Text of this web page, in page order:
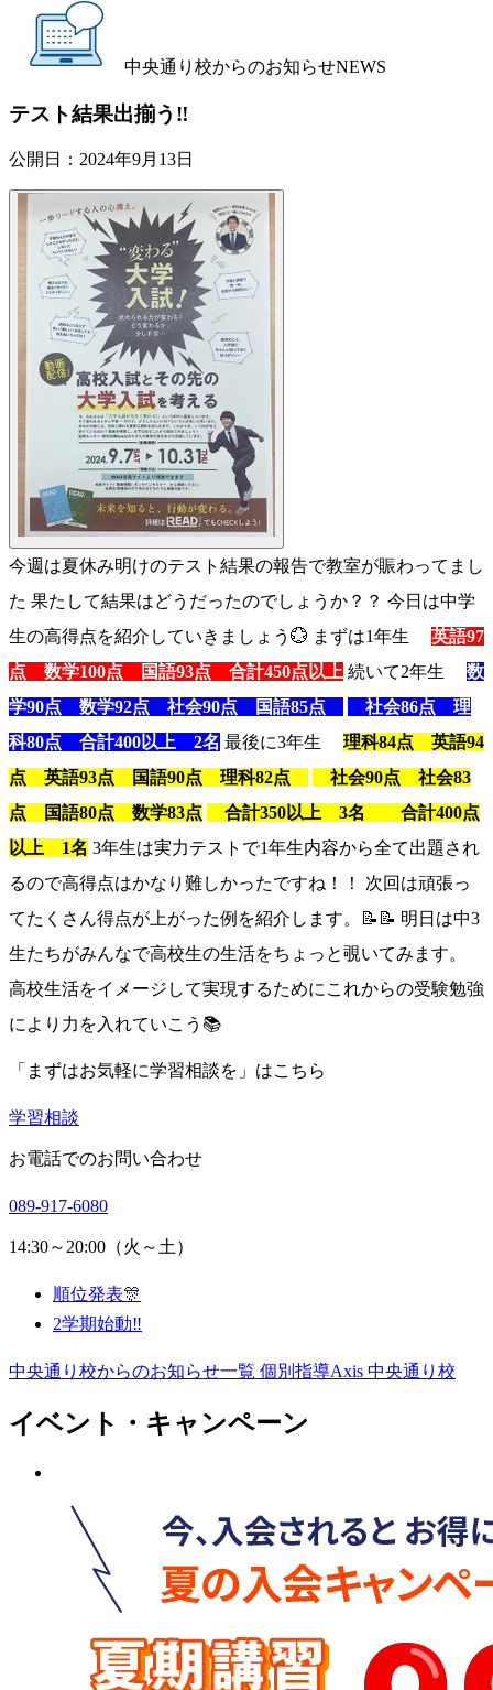
中央通り校からのお知らせNEWS
テスト結果出揃う‼️
公開日： 2024年9月13日
今週は夏休み明けのテスト結果の報告で教室が賑わってまし
た 果たして結果はどうだったのでしょうか？？ 今日は中学
生の高得点を紹介していきましょう💮 まずは1年生
英語97
点 数学100点 国語93点 合計450点以上 続いて2年生
数
学90点 数学92点 社会90点 国語85点
社会86点 理
科80点 合計400以上 2名 最後に3年生 理科84点 英語94
点 英語93点 国語90点 理科82点
社会90点 社会83
点 国語80点 数学83点
合計350以上 3名 合計400点
以上 1名 3年生は実力テストで1年生内容から全て出題され
るので高得点はかなり難しかったですね！！ 次回は頑張っ
てたくさん得点が上がった例を紹介します。📝📝 明日は中3
生たちがみんなで高校生の生活をちょっと覗いてみます。
高校生活をイメージして実現するためにこれからの受験勉強
により力を入れていこう📚
「まずはお気軽に学習相談を」はこちら
学習相談
お電話でのお問い合わせ
089-917-6080
14:30～20:00（火～土）
順位発表🎊
2学期始動‼️
中央通り校からのお知らせ一覧 個別指導Axis 中央通り校
イベント・キャンペーン